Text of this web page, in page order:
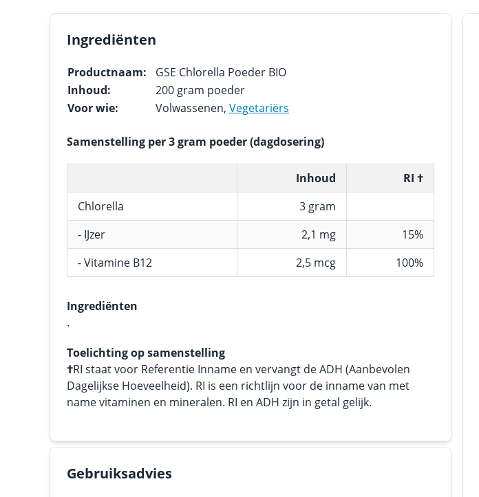
Ingrediënten
Productnaam:
GSE Chlorella Poeder BIO
Inhoud:
200 gram poeder
Voor wie:
Volwassenen, Vegetariërs
Samenstelling per 3 gram poeder (dagdosering)
Inhoud
RI †
Chlorella
3 gram
- IJzer
2,1 mg
15%
- Vitamine B12
2,5 mcg 100%
Ingrediënten
.
Toelichting op samenstelling
†RI staat voor Referentie Inname en vervangt de ADH (Aanbevolen
Dagelijkse Hoeveelheid). RI is een richtlijn voor de inname van met
name vitaminen en mineralen. RI en ADH zijn in getal gelijk.
Gebruiksadvies